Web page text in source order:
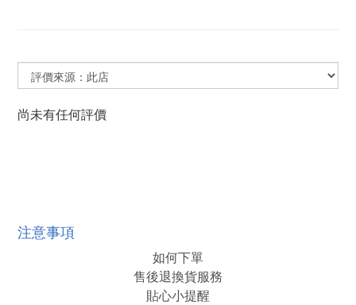
尚未有任何評價
注意事項
如何下單
售後退換貨服務
貼心小提醒